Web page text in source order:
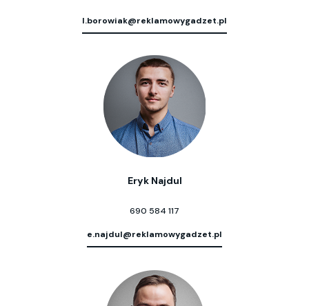
l.borowiak@reklamowygadzet.pl
Eryk Najdul
690 584 117
e.najdul@reklamowygadzet.pl